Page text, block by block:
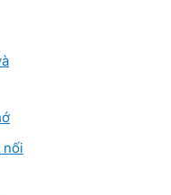
nối